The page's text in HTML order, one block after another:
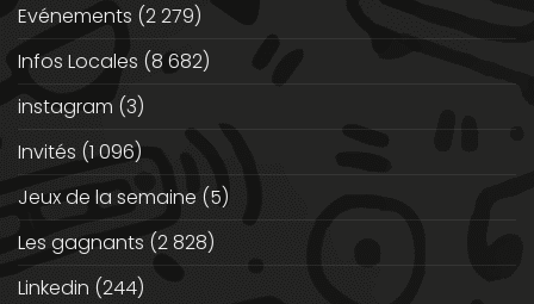
Evénements (2 279)
Infos Locales (8 682)
instagram (3)
Invités (1 096)
Jeux de la semaine (5)
Les gagnants (2 828)
Linkedin (244)